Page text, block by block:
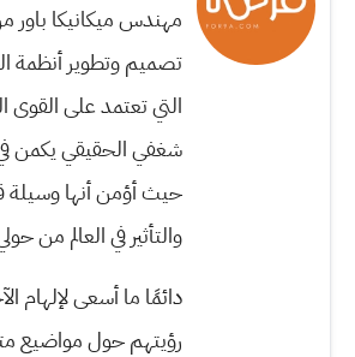
مهندس ميكانيكا
تصميم وتطوير أنظمة
التي تعتمد على القوى
شغفي الحقيقي يكمن
حيث أؤمن أنها وسيلة
والتأثير في العالم من
دائمًا ما أسعى لإلهام
رؤيتهم حول مواضيع